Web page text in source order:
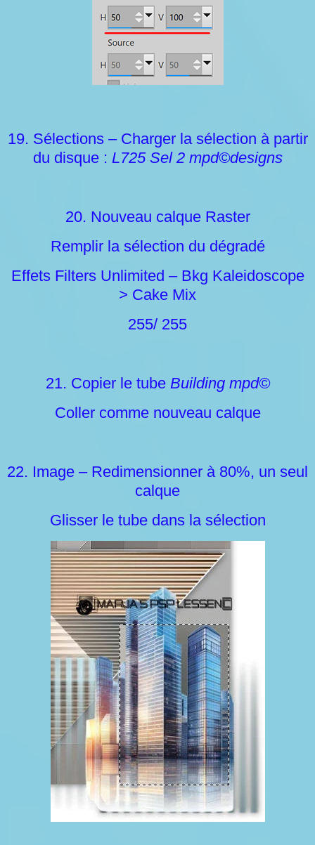
19. Sélections – Charger la sélection à partir
du disque : L725 Sel 2 mpd©designs
20. Nouveau calque Raster
Remplir la sélection du dégradé
Effets Filters Unlimited – Bkg Kaleidoscope
> Cake Mix
255/ 255
21. Copier le tube Building mpd©
Coller comme nouveau calque
22. Image – Redimensionner à 80%, un seul
calque
Glisser le tube dans la sélection